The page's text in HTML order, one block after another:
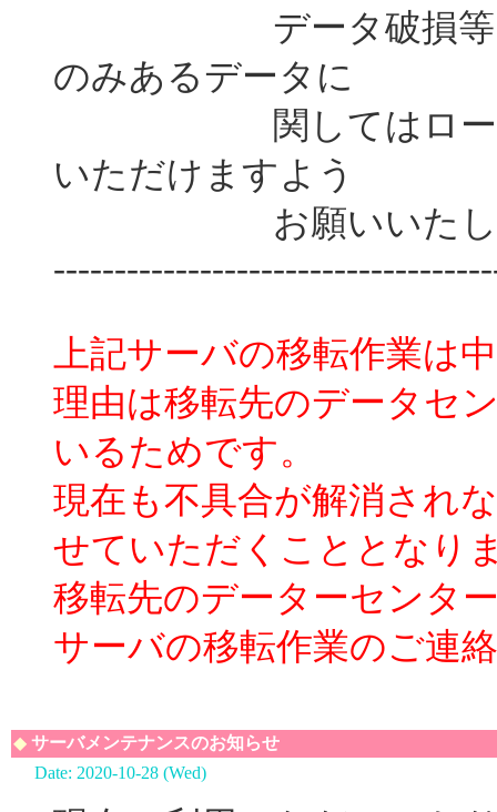
データ破損等に備
のみあるデータに
関してはローカル
いただけますよう
お願いいたし
上記サーバの移転作業は
理由は移転先のデータセ
いるためです。
現在も不具合が解消され
せていただくこととなり
移転先のデーターセンタ
サーバの移転作業のご連
◆ サーバメンテナンスのお知らせ
Date: 2020-10-28 (Wed)